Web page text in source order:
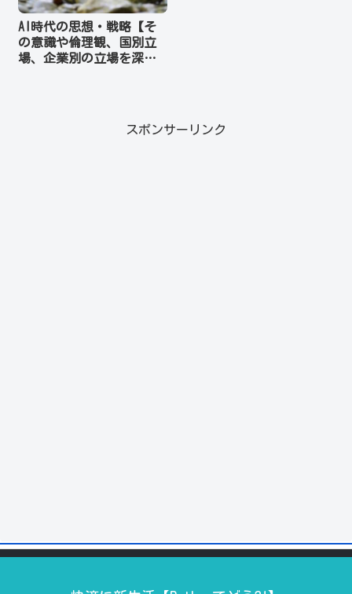
AI時代の思想・戦略【そ
の意識や倫理観、国別立
場、企業別の立場を深く
スポンサーリンク